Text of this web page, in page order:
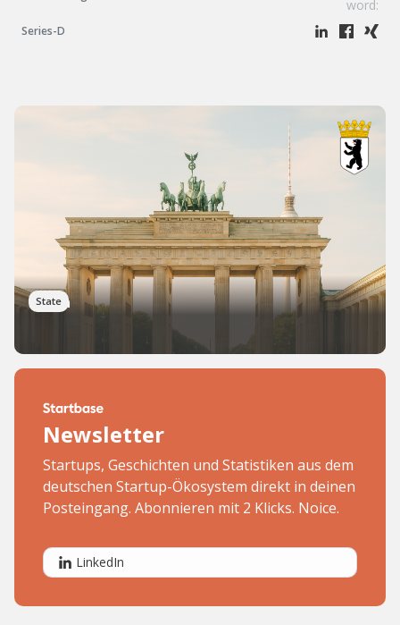
Series-D
word:
State
Berlin
Newsletter
Startups, Geschichten und Statistiken aus dem
deutschen Startup-Ökosystem direkt in deinen
Posteingang. Abonnieren mit 2 Klicks. Noice.
LinkedIn